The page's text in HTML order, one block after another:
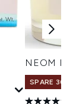
NEOM
SPARE 30%